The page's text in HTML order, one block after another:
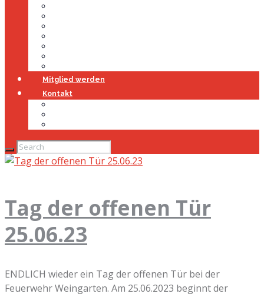
Mitglied werden
Kontakt
Tag der offenen Tür
25.06.23
ENDLICH wieder ein Tag der offenen Tür bei der
Feuerwehr Weingarten. Am 25.06.2023 beginnt der